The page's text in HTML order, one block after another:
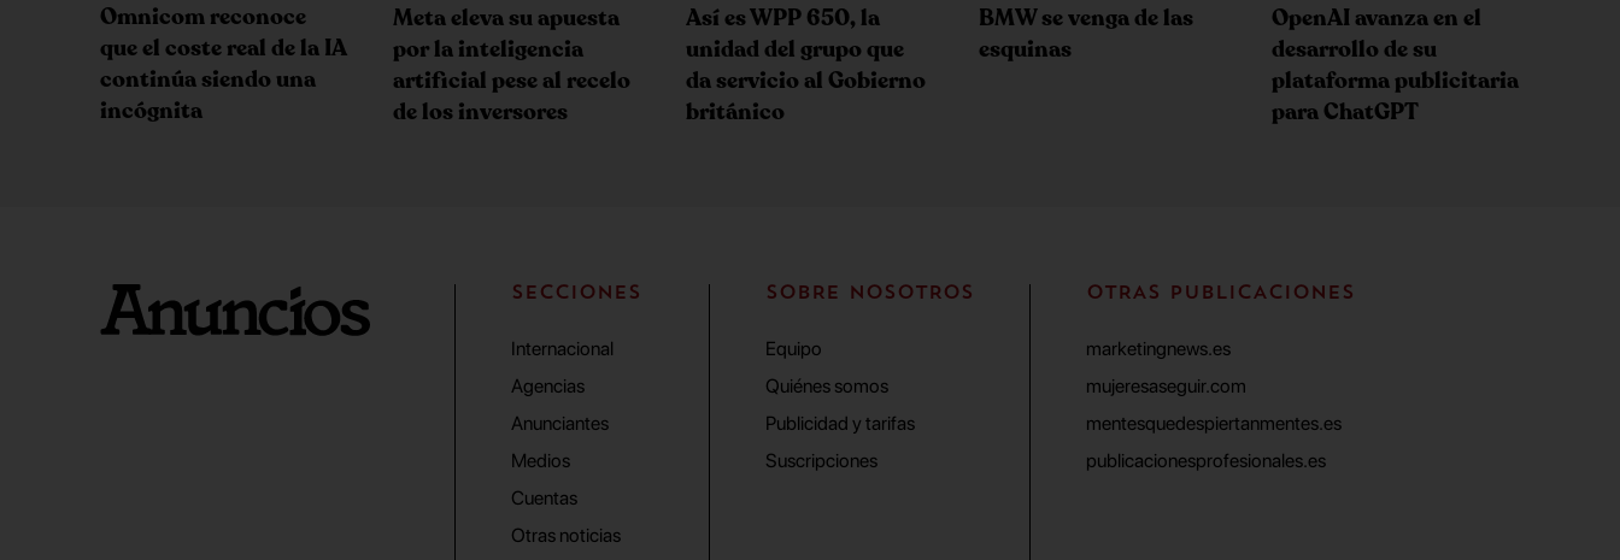
Omnicom reconoce
que el coste real de la IA
continúa siendo una
incógnita
Meta eleva su apuesta
por la inteligencia
artificial pese al recelo
de los inversores
Así es WPP 650, la
unidad del grupo que
da servicio al Gobierno
británico
BMW se venga de las
esquinas
OpenAI avanza en el
desarrollo de su
plataforma publicitaria
para ChatGPT
SECCIONES
Internacional
Agencias
Anunciantes
Medios
Cuentas
Otras noticias
SOBRE NOSOTROS
Equipo
Quiénes somos
Publicidad y tarifas
Suscripciones
OTRAS PUBLICACIONES
marketingnews.es
mujeresaseguir.com
mentesquedespiertanmentes.es
publicacionesprofesionales.es